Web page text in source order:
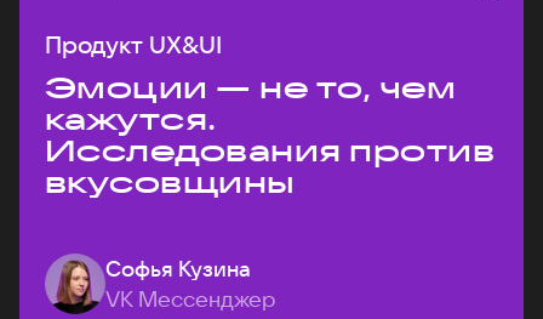
Продукт UX&UI
Эмоции — не то, чем
кажутся.
Исследования против
вкусовщины
Софья Кузина
VK Мессенджер